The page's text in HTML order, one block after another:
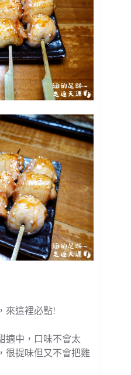
來這裡必點!
適中，口味不會太
很提味但又不會把雞